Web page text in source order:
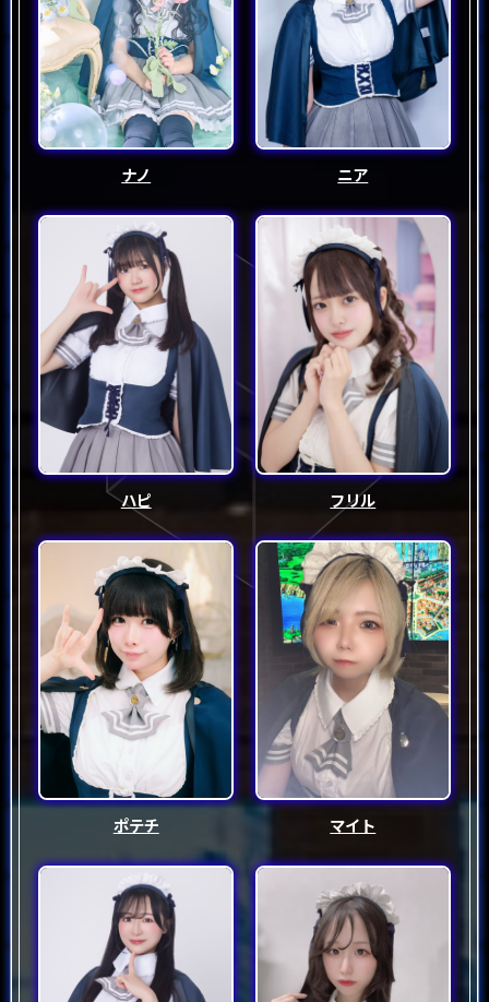
ナノ ニア
ハピ フリル
ポテチ マイト